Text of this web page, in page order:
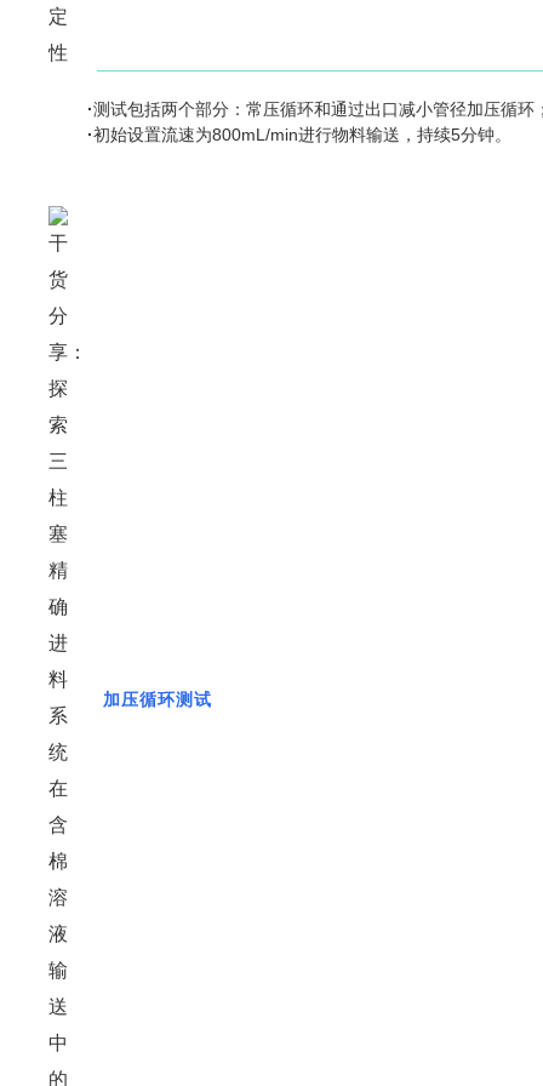
·测试包括两个部分：常压循环和通过出口减小管径加压循环
·初始设置流速为800mL/min进行物料输送，持续5分钟。
加压循环测试